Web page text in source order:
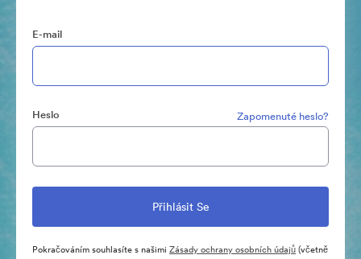
E-mail
Heslo Zapomenuté heslo?
Pokračováním souhlasíte s našimi Zásady ochrany osobních údajů(včetně